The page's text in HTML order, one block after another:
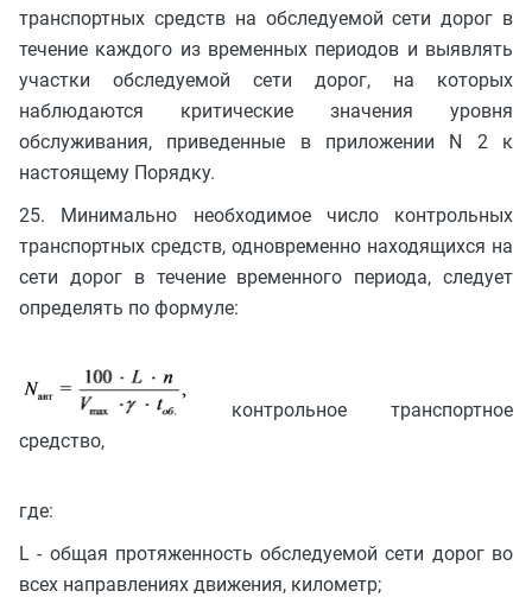
транспортных средств на обследуемой сети дорог в
течение каждого из временных периодов и выявлять
участки обследуемой сети дорог, на которых
наблюдаются критические значения уровня
обслуживания, приведенные в приложении N 2 к
настоящему Порядку.
25. Минимально необходимое число контрольных
транспортных средств, одновременно находящихся на
сети дорог в течение временного периода, следует
определять по формуле:
контрольное транспортное
средство,
где:
L - общая протяженность обследуемой сети дорог во
всех направлениях движения, километр;